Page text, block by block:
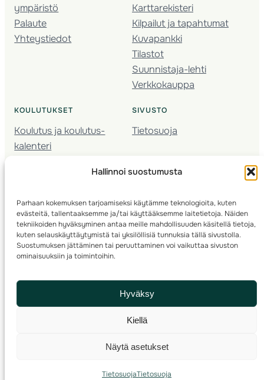
Hallinnoi suostumusta
Parhaan kokemuksen tarjoamiseksi käytämme teknologioita, kuten
evästeitä, tallentaaksemme ja/tai käyttääksemme laitetietoja. Näiden
tekniikoiden hyväksyminen antaa meille mahdollisuuden käsitellä tietoja,
kuten selauskäyttäytymistä tai yksilöllisiä tunnuksia tällä sivustolla.
Suostumuksen jättäminen tai peruuttaminen voi vaikuttaa sivuston
ominaisuuksiin ja toimintoihin.
Hyväksy
Kiellä
Näytä asetukset
TietosuojaTietosuoja
ympäristö
Palaute
Yhteystiedot
Karttarekisteri
Kilpailut ja tapahtumat
Kuvapankki
Tilastot
Suunnistaja-lehti
Verkkokauppa
KOULUTUKSET
Koulutus ja koulutus­
kalenteri
Seura­kehittäminen
Kartoitus
Ratamestari
SIVUSTO
Tietosuoja
© 2025 ·Suomen Suunnistusliitto· Valimotie 10, 00380 Helsinki, Finland
info(a)suunnistusliitto.fi,Rastilipun asiat: rastilippu(a)suunnistusliitto.fi
Kilpailut ja kuntorastit – Rastilippu:::Rastilipun ohjeet